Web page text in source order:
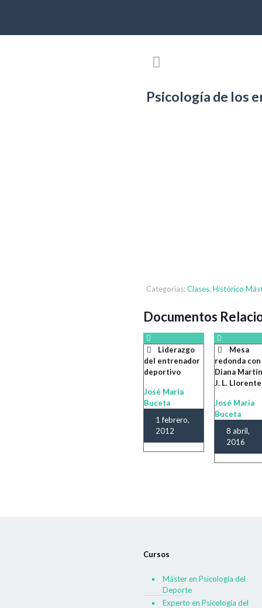
Psicología de los
Categorías:Clases, Histórico
Documentos
Liderazgo
del entrenador
deportivo
José Maria
Buceta
1 febrero,
2012
Mesa
redonda con
Diana
J. L. Llorente
José Maria
Buceta
8 abril,
2016
Cursos
Máster en Psicología del
Deporte
Experto en Psicología del